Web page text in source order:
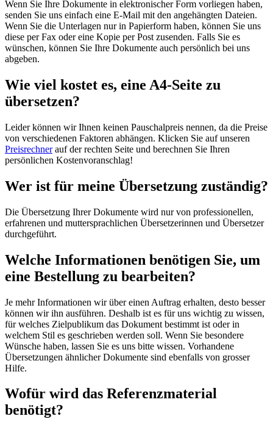
Wenn Sie Ihre Dokumente in elektronischer Form vorliegen haben,
senden Sie uns einfach eine E-Mail mit den angehängten Dateien.
Wenn Sie die Unterlagen nur in Papierform haben, können Sie uns
diese per Fax oder eine Kopie per Post zusenden. Falls Sie es
wünschen, können Sie Ihre Dokumente auch persönlich bei uns
abgeben.
Wie viel kostet es, eine A4-Seite zu
übersetzen?
Leider können wir Ihnen keinen Pauschalpreis nennen, da die Preise
von verschiedenen Faktoren abhängen. Klicken Sie auf unseren
Preisrechnerauf der rechten Seite und berechnen Sie Ihren
persönlichen Kostenvoranschlag!
Wer ist für meine Übersetzung zuständig?
Die Übersetzung Ihrer Dokumente wird nur von professionellen,
erfahrenen und muttersprachlichen Übersetzerinnen und Übersetzer
durchgeführt.
Welche Informationen benötigen Sie, um
eine Bestellung zu bearbeiten?
Je mehr Informationen wir über einen Auftrag erhalten, desto besser
können wir ihn ausführen. Deshalb ist es für uns wichtig zu wissen,
für welches Zielpublikum das Dokument bestimmt ist oder in
welchem Stil es geschrieben werden soll. Wenn Sie besondere
Wünsche haben, lassen Sie es uns bitte wissen. Vorhandene
Übersetzungen ähnlicher Dokumente sind ebenfalls von grosser
Hilfe.
Wofür wird das Referenzmaterial
benötigt?